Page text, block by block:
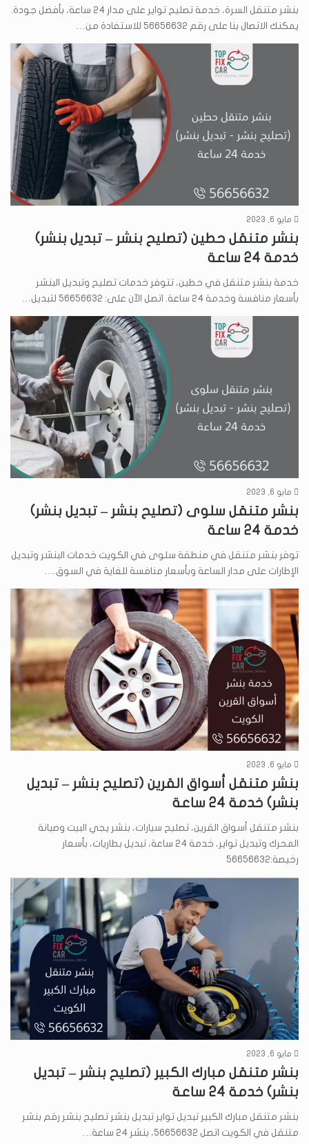
بنشر متنقل السرة، خدمة تصليح تواير على مدار 24 ساعة، بأفضل جودة.
يمكنك الاتصال بنا على رقم 56656632 للاستفادة من…
مايو 6, 2023
بنشر متنقل حطين (تصليح بنشر – تبديل بنشر)
خدمة 24 ساعة
خدمة بنشر متنقل في حطين، تتوفر خدمات تصليح وتبديل البنشر
بأسعار منافسة وخدمة 24 ساعة. اتصل الآن على: 56656632 لتبديل…
مايو 6, 2023
بنشر متنقل سلوى (تصليح بنشر – تبديل بنشر)
خدمة 24 ساعة
توفر بنشر متنقل في منطقة سلوى في الكويت خدمات البنشر وتبديل
الإطارات على مدار الساعة وبأسعار منافسة للغاية في السوق.…
مايو 6, 2023
بنشر متنقل أسواق القرين (تصليح بنشر – تبديل
بنشر) خدمة 24 ساعة
بنشر متنقل أسواق القرين، تصليح سيارات، بنشر يجي البيت وصيانة
المحرك وتبديل تواير، خدمة 24 ساعة، تبديل بطاريات، بأسعار
رخيصة:56656632
مايو 6, 2023
بنشر متنقل مبارك الكبير (تصليح بنشر – تبديل
بنشر) خدمة 24 ساعة
بنشر متنقل مبارك الكبير تبديل تواير تبديل بنشر تصليح بنشر رقم بنشر
متنقل في الكويت اتصل 56656632، بنشر 24 ساعة…